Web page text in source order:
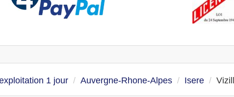
1 jour Auvergne-Rhone-Alpes Isere